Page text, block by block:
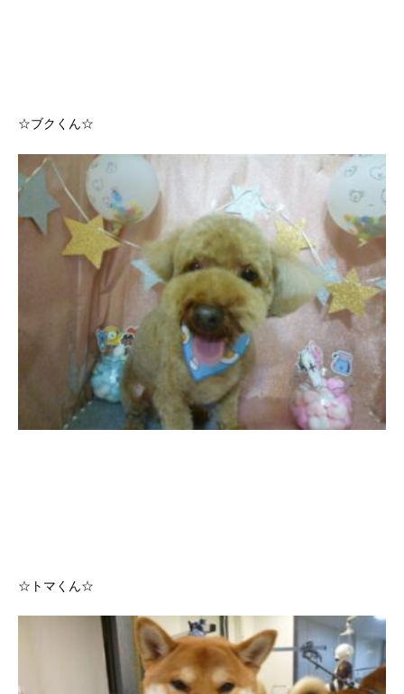
☆ブクくん☆
☆トマくん☆